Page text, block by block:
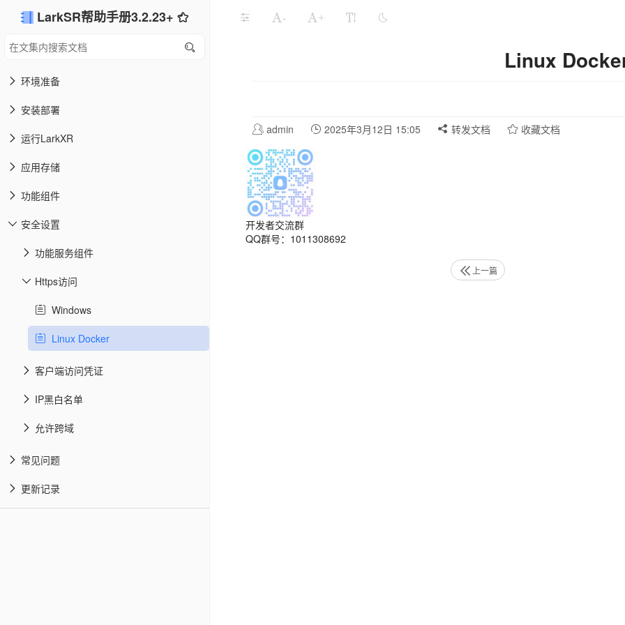
LarkSR帮助手册3.2.23+
环境准备
安装部署
运行LarkXR
应用存储
功能组件
安全设置
功能服务组件
Https访问
Windows
Linux Docker
客户端访问凭证
IP黑白名单
允许跨域
常见问题
更新记录
- +
Linux
admin 2025年3月12日 15:05 转发文档 收藏文档
开发者交流群
QQ群号：1011308692
上一篇